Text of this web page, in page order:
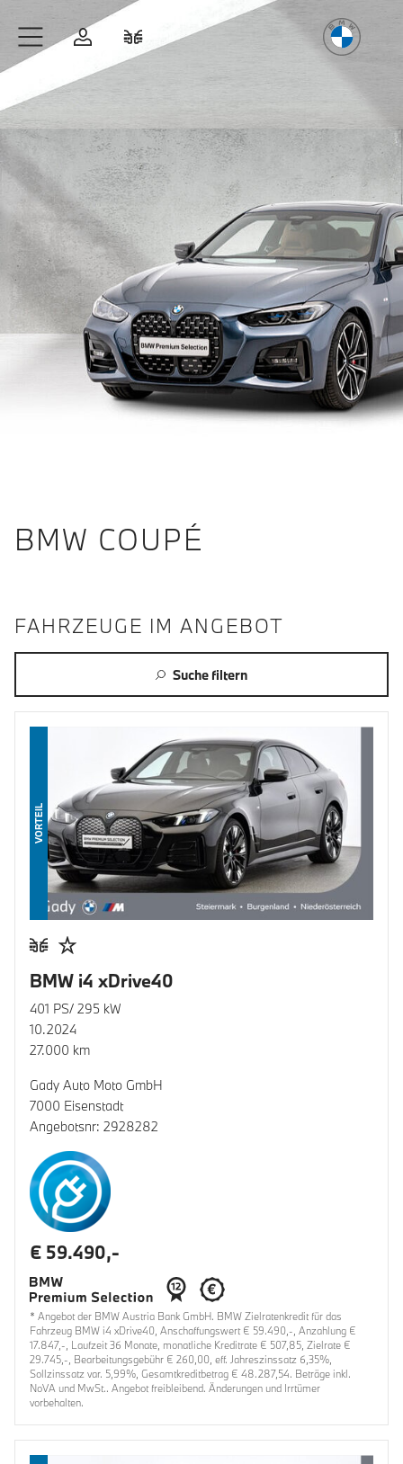
Zum Hauptinhalt springen
AnmeldenFahrzeugvergleich
Freude
BMW COUPÉ
FAHRZEUGE IM ANGEBOT
Suche filtern
VORTEIL
BMW i4 xDrive40
401 PS/ 295 kW
10.2024
27.000 km
Gady Auto Moto GmbH
7000 Eisenstadt
Angebotsnr: 2928282
€ 59.490,-
* Angebot der BMW Austria Bank GmbH. BMW Zielratenkredit für das
Fahrzeug BMW i4 xDrive40, Anschaffungswert € 59.490,-, Anzahlung €
17.847,-, Laufzeit 36 Monate, monatliche Kreditrate € 507,85, Zielrate €
29.745,-, Bearbeitungsgebühr € 260,00, eff. Jahreszinssatz 6,35%,
Sollzinssatz var. 5,99%, Gesamtkreditbetrag € 48.287,54. Beträge inkl.
NoVA und MwSt.. Angebot freibleibend. Änderungen und Irrtümer
vorbehalten.